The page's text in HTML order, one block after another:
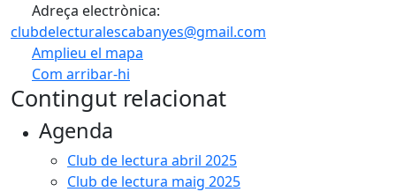
Adreça electrònica:
clubdelecturalescabanyes@gmail.com
Amplieu el mapa
Com arribar-hi
+
−
Contingut relacionat
Agenda
Club de lectura abril 2025
Club de lectura maig 2025